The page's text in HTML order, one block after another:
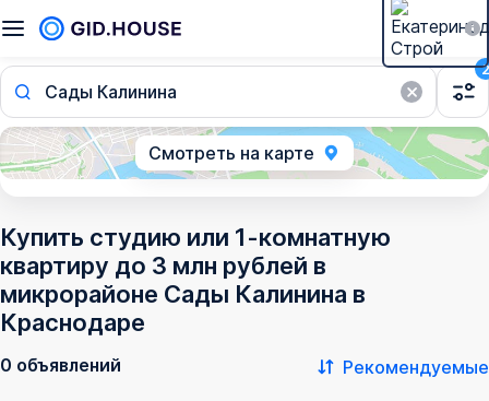
Сады Калинина
2
Смотреть на карте
Купить студию или 1-комнатную
квартиру до 3 млн рублей в
микрорайоне Сады Калинина в
Краснодаре
0 объявлений Рекомендуемые